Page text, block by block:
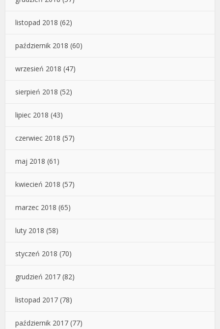
listopad 2018 (62)
październik 2018 (60)
wrzesień 2018 (47)
sierpień 2018 (52)
lipiec 2018 (43)
czerwiec 2018 (57)
maj 2018 (61)
kwiecień 2018 (57)
marzec 2018 (65)
luty 2018 (58)
styczeń 2018 (70)
grudzień 2017 (82)
listopad 2017 (78)
październik 2017 (77)